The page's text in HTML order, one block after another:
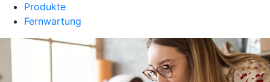
Produkte
Fernwartung